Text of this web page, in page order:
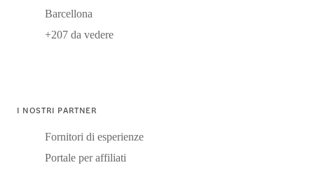
Barcellona
+207 da vedere
I NOSTRI PARTNER
Fornitori di esperienze
Portale per affiliati